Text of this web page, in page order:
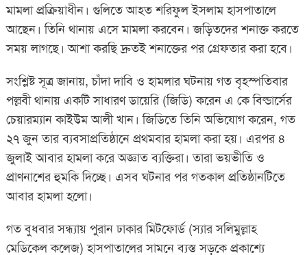
মামলা প্রক্রিয়াধীন। গুলিতে আহত শরিফুল ইসলাম হাসপাতালে
আছেন। তিনি থানায় এসে মামলা করবেন। জড়িতদের শনাক্ত করতে
সময় লাগছে। আশা করছি দ্রুতই শনাক্তের পর গ্রেফতার করা হবে।
সংশ্লিষ্ট সূত্র জানায়, চাঁদা দাবি ও হামলার ঘটনায় গত বৃহস্পতিবার
পল্লবী থানায় একটি সাধারণ ডায়েরি (জিডি) করেন এ কে বিল্ডার্সের
চেয়ারম্যান কাইউম আলী খান। জিডিতে তিনি অভিযোগ করেন, গত
২৭ জুন তার ব্যবসাপ্রতিষ্ঠানে প্রথমবার হামলা করা হয়। এরপর ৪
জুলাই আবার হামলা করে অজ্ঞাত ব্যক্তিরা। তারা ভয়ভীতি ও
প্রাণনাশের হুমকি দিচ্ছে। এসব ঘটনার পর গতকাল প্রতিষ্ঠানটিতে
আবার হামলা হলো।
গত বুধবার সন্ধ্যায় পুরান ঢাকার মিটফোর্ড (স্যার সলিমুল্লাহ
মেডিকেল কলেজ) হাসপাতালের সামনে ব্যস্ত সড়কে প্রকাশ্যে